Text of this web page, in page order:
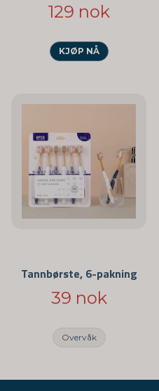
129 nok
KJØP NÅ
Tannbørste, 6-pakning
39 nok
Overvåk